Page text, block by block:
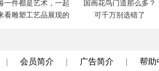
一件都是艺术，一起
看雕塑工艺品展现的
国画花鸟门道那么多？
可千万别选错了
| 会员简介 | 广告简介 | 帮助